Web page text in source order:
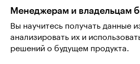
Менеджерам и владельцам
Вы научитесь получать данные
анализировать их и
решений о будущем продукта.